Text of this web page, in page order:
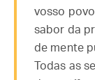
vosso
sabor da
de mente
Todas as